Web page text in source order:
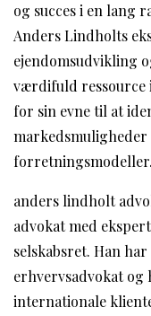
og succes i en lang
Anders Lindholts
ejendomsudvikling
værdifuld ressource
for sin evne til at
forretningsmodeller.
anders lindholt
advokat med
selskabsret. Han
erhvervsadvokat og
internationale